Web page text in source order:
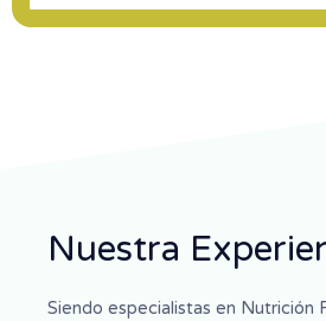
Nuestra
Siendo especialistas en Nutrición